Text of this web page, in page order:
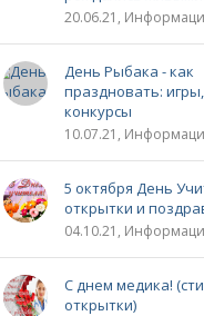
День Рыбака - как
праздновать:
конкурсы
5 октября День
открытки и
С днем медика!
открытки)